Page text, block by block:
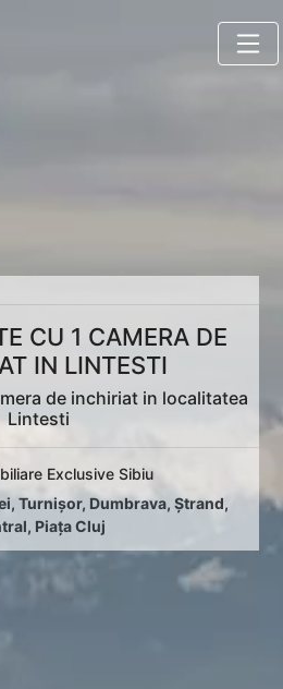
CU 1 CAMERA DE
IN LINTESTI
de inchiriat in localitatea
Lintesti
Exclusive Sibiu
,Turnișor, Dumbrava,Ștrand,
, Piața Cluj